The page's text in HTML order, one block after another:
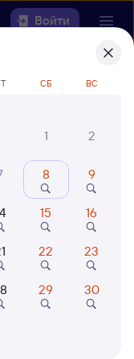
Войти
ж/д
Санкт-
СБ ВС
1
2
8 9
15 16
22 23
29 30